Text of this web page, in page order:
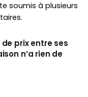
soumis à plusieurs
prix entre ses
n’a rien de